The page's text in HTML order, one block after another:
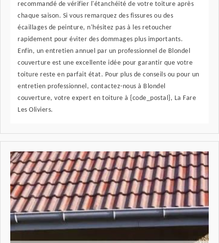
recommandé de vérifier l'étanchéité de votre toiture après
chaque saison. Si vous remarquez des fissures ou des
écaillages de peinture, n'hésitez pas à les retoucher
rapidement pour éviter des dommages plus importants.
Enfin, un entretien annuel par un professionnel de Blondel
couverture est une excellente idée pour garantir que votre
toiture reste en parfait état. Pour plus de conseils ou pour un
entretien professionnel, contactez-nous à Blondel
couverture, votre expert en toiture à {code_postal}, La Fare
Les Oliviers.